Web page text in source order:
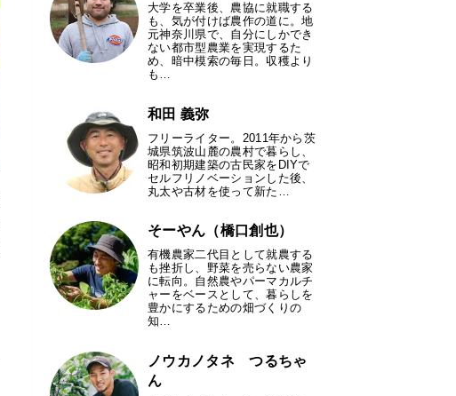
大学を卒業後、農協に就職する
も、気が付けば農作の道に。地
元神奈川県で、自分にしかでき
ない都市型農業を実現するた
め、暗中模索の毎日。収穫より
も…
和田 義弥
フリーライター。2011年から茨
城県筑波山麓の農村で暮らし、
昭和初期建築の古民家をDIYで
セルフリノベーションした後、
丸太や古材を使って新た…
そーやん（橋口創也）
有機農家二代目として就農する
も挫折し、野菜を売らない農家
に転向。自然農やパーマカルチ
ャーをベースとして、暮らしを
豊かにするための畑づくりの
知…
ノウカノタネ つるちゃ
ん